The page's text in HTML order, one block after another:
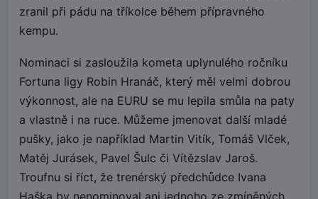
zranil při pádu na tříkolce během přípravného
kempu.
Nominaci si zasloužila kometa uplynulého ročníku
Fortuna ligy Robin Hranáč, který měl velmi dobrou
výkonnost, ale na EURU se mu lepila smůla na paty
a vlastně i na ruce. Můžeme jmenovat další mladé
pušky, jako je například Martin Vitík, Tomáš Vlček,
Matěj Jurásek, Pavel Šulc či Vítězslav Jaroš.
Troufnu si říct, že trenérský předchůdce Ivana
Haška by nenominoval ani jednoho ze zmíněných.